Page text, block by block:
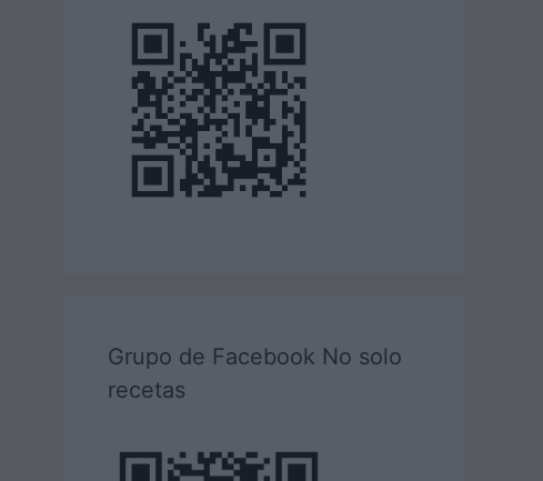
Grupo de Facebook No solo
recetas